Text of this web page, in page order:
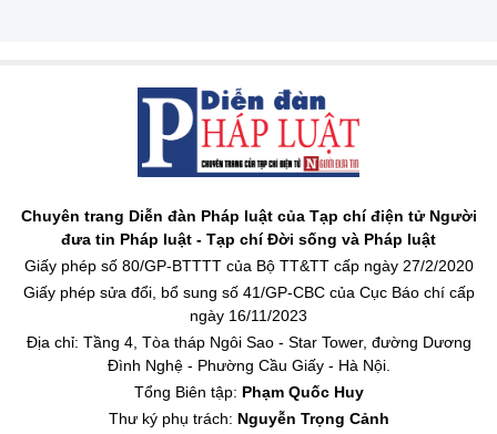
Chuyên trang Diễn đàn Pháp luật của Tạp chí điện tử Người
đưa tin Pháp luật - Tạp chí Đời sống và Pháp luật
Giấy phép số 80/GP-BTTTT của Bộ TT&TT cấp ngày 27/2/2020
Giấy phép sửa đổi, bổ sung số 41/GP-CBC của Cục Báo chí cấp
ngày 16/11/2023
Địa chỉ: Tầng 4, Tòa tháp Ngôi Sao - Star Tower, đường Dương
Đình Nghệ - Phường Cầu Giấy - Hà Nội.
Tổng Biên tập: Phạm Quốc Huy
Thư ký phụ trách: Nguyễn Trọng Cảnh